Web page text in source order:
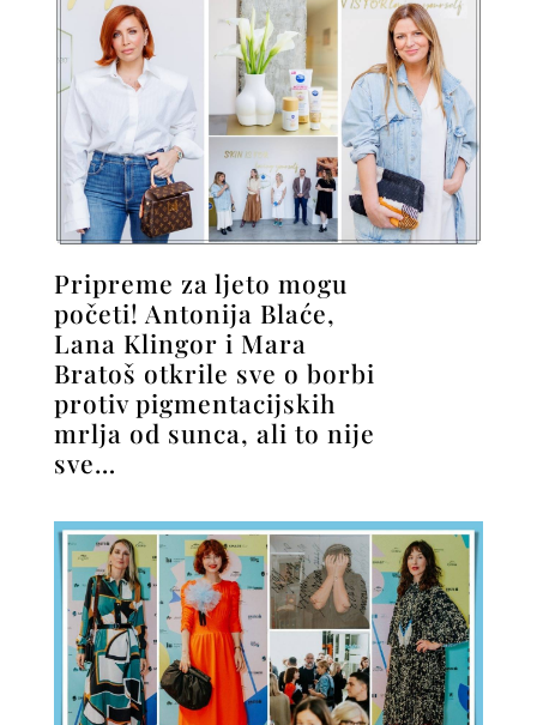
Pripreme za ljeto mogu
početi! Antonija Blaće,
Lana Klingor i Mara
Bratoš otkrile sve o borbi
protiv pigmentacijskih
mrlja od sunca, ali to nije
sve…